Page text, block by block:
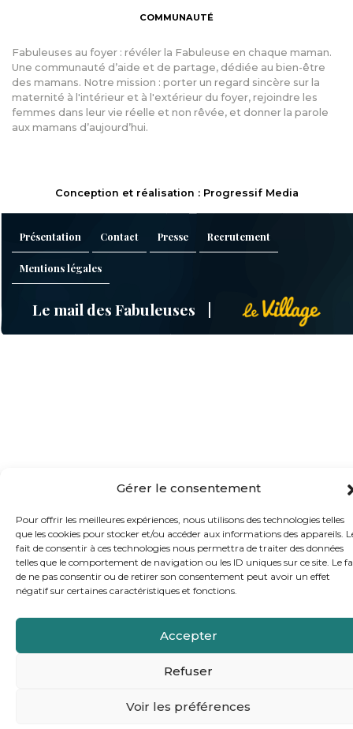
Gérer le consentement
Pour offrir les meilleures expériences, nous utilisons des technologies telles
que les cookies pour stocker et/ou accéder aux informations des appareils.
fait de consentir à ces technologies nous permettra de traiter des données
telles que le comportement de navigation ou les ID uniques sur ce site. Le
de ne pas consentir ou de retirer son consentement peut avoir un effet
négatif sur certaines caractéristiques et fonctions.
Accepter
Refuser
Voir les préférences
COMMUNAUTÉ
Fabuleuses au foyer : révéler la Fabuleuse en chaque maman.
Une communauté d’aide et de partage, dédiée au bien-être
des mamans. Notre mission : porter un regard sincère sur la
maternité à l'intérieur et à l'extérieur du foyer, rejoindre les
femmes dans leur vie réelle et non rêvée, et donner la parole
aux mamans d’aujourd’hui.
Conception et réalisation : Progressif Media
Présentation Contact Presse Recrutement
Mentions légales
Le mail des Fabuleuses